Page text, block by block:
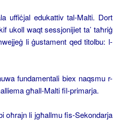
uffiċjal edukattiv tal-Malti. Dort
ukoll waqt sessjonijiet ta’ taħriġ
li ġustament qed titolbu: l-
fundamentali biex naqsmu r-
għall-Malti fil-primarja.
oħrajn li jgħallmu fis-Sekondarja